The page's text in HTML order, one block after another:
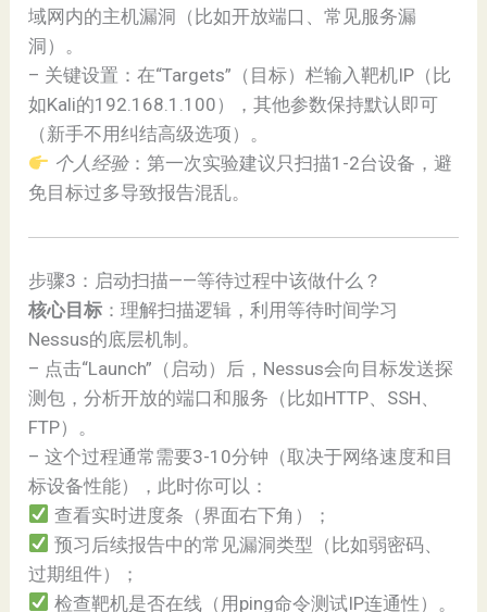
域网内的主机漏洞（比如开放端口、常见服务漏
洞）。
– 关键设置：在“Targets”（目标）栏输入靶机IP（比
如Kali的192.168.1.100），其他参数保持默认即可
（新手不用纠结高级选项）。
个人经验：第一次实验建议只扫描1-2台设备，避
免目标过多导致报告混乱。
步骤3：启动扫描——等待过程中该做什么？
核心目标 ：理解扫描逻辑，利用等待时间学习
Nessus的底层机制。
– 点击“Launch”（启动）后，Nessus会向目标发送探
测包，分析开放的端口和服务（比如HTTP、SSH、
FTP）。
– 这个过程通常需要3-10分钟（取决于网络速度和目
标设备性能），此时你可以：
查看实时进度条（界面右下角）；
预习后续报告中的常见漏洞类型（比如弱密码、
过期组件）；
检查靶机是否在线（用ping命令测试IP连通性）。